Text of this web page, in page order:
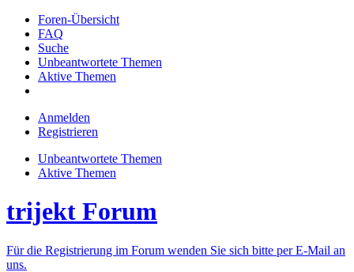
Foren-Übersicht
FAQ
Suche
Unbeantwortete Themen
Aktive Themen
Anmelden
Registrieren
Unbeantwortete Themen
Aktive Themen
trijekt Forum
Für die Registrierung im Forum wenden Sie sich bitte per E-Mail an
uns.